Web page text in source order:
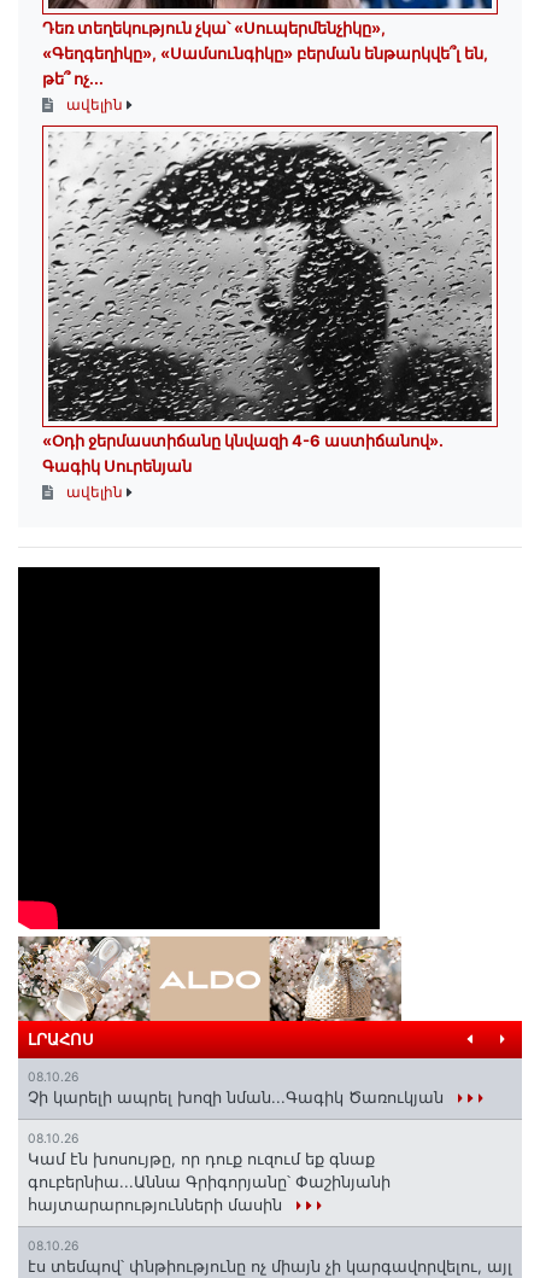
Դեռ տեղեկություն չկա՝ «Սուպերմենչիկը»,
«Գեղգեղիկը», «Սամսունգիկը» բերման ենթարկվե՞լ են,
թե՞ ոչ...
ավելին
«Օդի ջերմաստիճանը կնվազի 4-6 աստիճանով»․
Գագիկ Սուրենյան
ավելին
ԼՐԱՀՈՍ
08.10.26
Չի կարելի ապրել խոզի նման...Գագիկ Ծառուկյան
08.10.26
Կամ էն խոսույթը, որ դուք ուզում եք գնաք
գուբերնիա...Աննա Գրիգորյանը՝ Փաշինյանի
հայտարարությունների մասին
08.10.26
էս տեմպով՝ փնթիությունը ոչ միայն չի կարգավորվելու, այլ